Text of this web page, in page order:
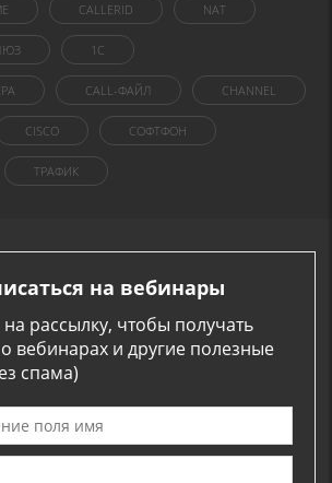
CALLERID NAT
1C
CALL-ФАЙЛ CHANNEL
CISCO СОФТФОН
ТРАФИК
на вебинары
рассылку, чтобы получать
вебинарах и другие полезные
спама)